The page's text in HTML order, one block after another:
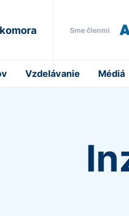
Sme členmi
Vzdelávanie Médiá